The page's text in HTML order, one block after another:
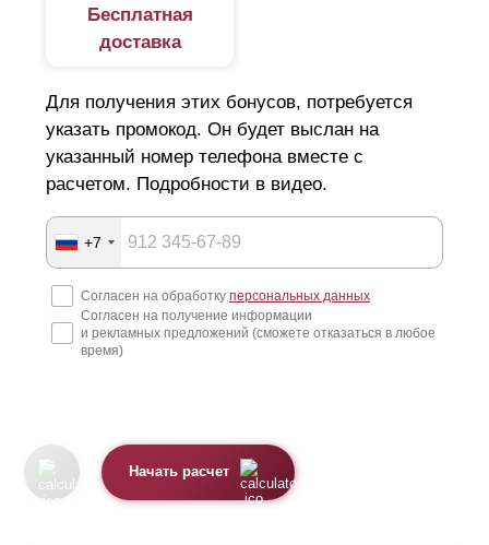
Бесплатная
доставка
Для получения этих бонусов, потребуется
указать промокод. Он будет выслан на
указанный номер телефона вместе с
расчетом. Подробности в видео.
+7
Согласен на обработку персональных данных
Согласен на получение информации
и рекламных предложений (сможете отказаться в любое
время)
Начать расчет